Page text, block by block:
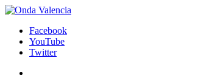
Facebook
YouTube
Twitter